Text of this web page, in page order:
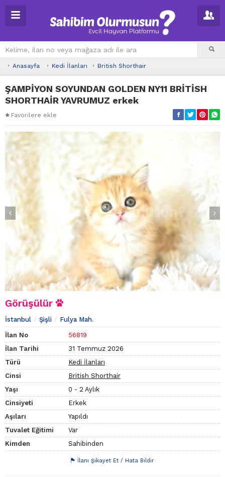
Anasayfa Kedi İlanları British Shorthair
ŞAMPİYON SOYUNDAN GOLDEN NY11 BRİTİSH
SHORTHAİR YAVRUMUZ erkek
Favorilere ekle
Görüşülür
İstanbul Şişli Fulya Mah.
İlan No
56819
İlan Tarihi
31 Temmuz 2026
Türü
Kedi İlanları
Cinsi
British Shorthair
Yaşı
0 - 2 Aylık
Cinsiyeti
Erkek
Aşıları
Yapıldı
Tuvalet Eğitimi
Var
Kimden
Sahibinden
İlanı Şikayet Et / Hata Bildir